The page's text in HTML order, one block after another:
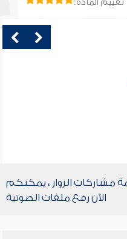
تقييم المادة:
مشاركات الزوار ، يمكنكم
الآن رفع ملفات الصوتية